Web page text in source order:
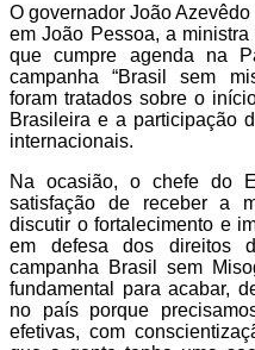
O governador João
em João Pessoa, a
que cumpre agenda na
campanha “Brasil sem
foram tratados sobre o
Brasileira e a participação
internacionais.
Na ocasião, o chefe do
satisfação de receber a
discutir o fortalecimento e
em defesa dos direitos
campanha Brasil sem
fundamental para acabar,
no país porque
efetivas, com